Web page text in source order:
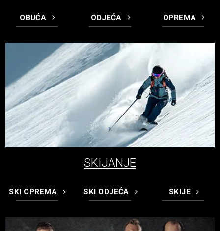
OBUĆA ODJEĆA OPREMA
SKIJANJE
SKI OPREMA SKI ODJEĆA SKIJE